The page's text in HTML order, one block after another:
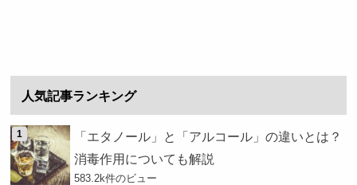
人気記事ランキング
「エタノール」と「アルコール」の違いとは？
消毒作用についても解説
583.2k件のビュー